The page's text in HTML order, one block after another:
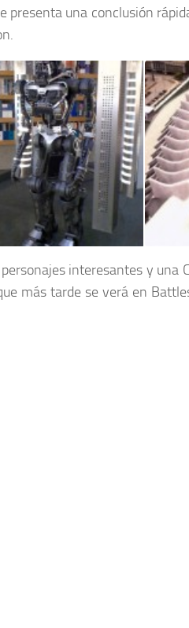
presenta una conclusión
interesantes y una
más tarde se verá en